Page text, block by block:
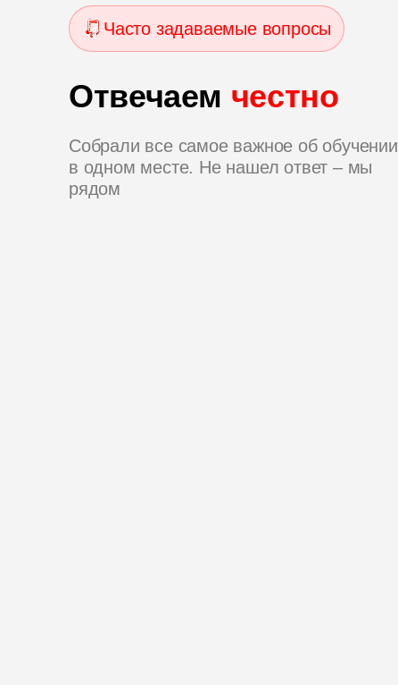
Часто задаваемые вопросы
Отвечаем честно
Собрали все самое важное об обучении
в одном месте. Не нашел ответ – мы
рядом